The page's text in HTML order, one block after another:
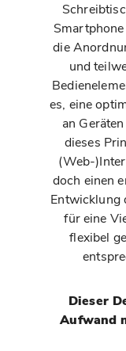
die
und
es, eine
an
dieses
(Web-
doch einen
Entwicklung
für eine
flexibel
Dieser
Aufwand